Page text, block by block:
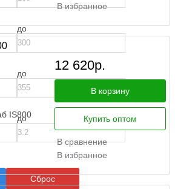
до
до
до
Сброс
В избранное
12 620р.
В корзину
Купить оптом
В сравнение
В избранное